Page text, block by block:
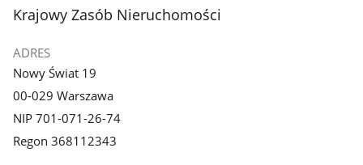
galerii.
stopka
Krajowy Zasób Nieruchomości
ADRES
Nowy Świat 19
00-029 Warszawa
NIP 701-071-26-74
Regon 368112343